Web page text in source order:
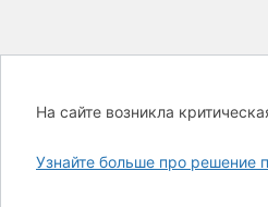
На сайте возникла
Узнайте больше про решение